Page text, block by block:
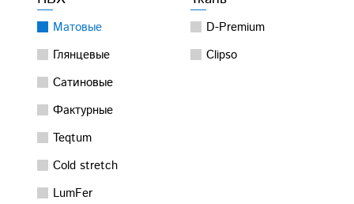
Матовые
Глянцевые
Сатиновые
Фактурные
Teqtum
Cold stretch
LumFer
D-Premium
Clipso